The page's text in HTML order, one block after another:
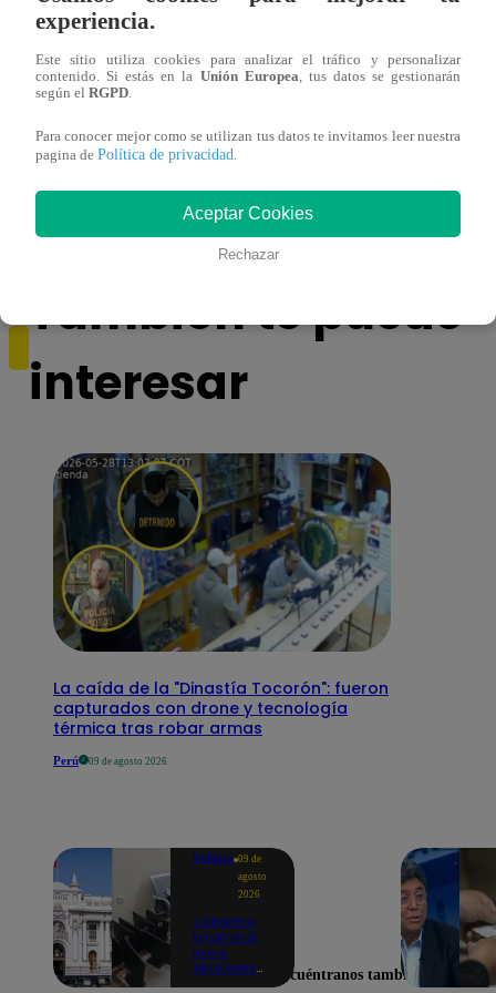
Sofía Franco ocasiona triple choque en
También te puede
interesar
La caída de la "Dinastía Tocorón": fueron
capturados con drone y tecnología
térmica tras robar armas
Perú 09 de agosto 2026
Política 09 de
agosto
2026
Congreso
bicameral
inicia
funciones
experiencia.
Este sitio utiliza cookies para analizar el tráfico y personalizar
contenido. Si estás en la Unión Europea , tus datos se gestionarán
según el RGPD
Para conocer mejor como se utilizan tus datos te invitamos leer nuestra
pagina de Política de privacidad
Aceptar Cookies
Rechazar
Encuéntranos también en